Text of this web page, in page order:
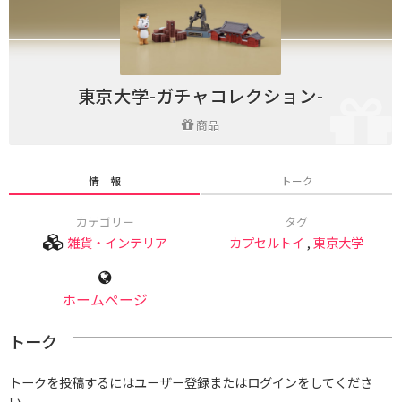
東京大学-ガチャコレクション-
商品
情 報 トーク
カテゴリー
雑貨・インテリア
タグ
カプセルトイ ,東京大学
ホームページ
トーク
トークを投稿するにはユーザー登録またはログインをしてくださ